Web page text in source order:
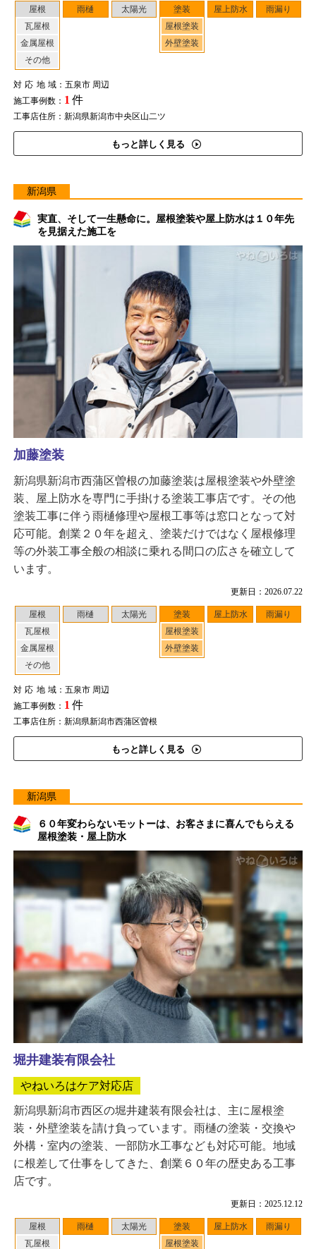
屋根
瓦屋根
金属屋根
その他
雨樋 太陽光
塗装
屋根塗装
外壁塗装
屋上防水 雨漏り
対応地域：五泉市 周辺
施工事例数： 1 件
工事店住所：新潟県新潟市中央区山二ツ
もっと詳しく見る
新潟県
実直、そして一生懸命に。屋根塗装や屋上防水は１０年先
を見据えた施工を
更新日：2026.07.22
屋根
瓦屋根
金属屋根
その他
雨樋 太陽光
塗装
屋根塗装
外壁塗装
屋上防水 雨漏り
対応地域：五泉市 周辺
施工事例数： 1 件
工事店住所：新潟県新潟市西蒲区曽根
もっと詳しく見る
加藤塗装
新潟県新潟市西蒲区曽根の加藤塗装は屋根塗装や外壁塗
装、屋上防水を専門に手掛ける塗装工事店です。その他
塗装工事に伴う雨樋修理や屋根工事等は窓口となって対
応可能。創業２０年を超え、塗装だけではなく屋根修理
等の外装工事全般の相談に乗れる間口の広さを確立して
います。
新潟県
６０年変わらないモットーは、お客さまに喜んでもらえる
屋根塗装・屋上防水
更新日：2025.12.12
屋根
瓦屋根
雨樋 太陽光
塗装
屋根塗装
屋上防水 雨漏り
堀井建装有限会社
やねいろはケア対応店
新潟県新潟市西区の堀井建装有限会社は、主に屋根塗
装・外壁塗装を請け負っています。雨樋の塗装・交換や
外構・室内の塗装、一部防水工事なども対応可能。地域
に根差して仕事をしてきた、創業６０年の歴史ある工事
店です。